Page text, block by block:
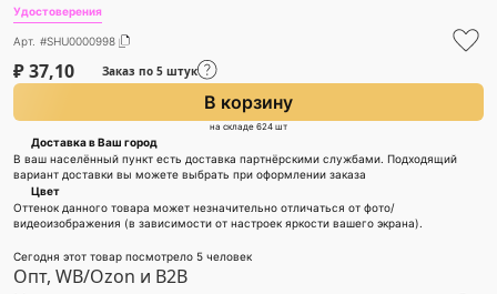
Удостоверения
Арт. #SHU0000998
₽37,10 Заказ по 5 штук
В корзину
на складе 624 шт
Доставка в Ваш город
В ваш населённый пункт есть доставка партнёрскими службами. Подходящий
вариант доставки вы можете выбрать при оформлении заказа
Цвет
Оттенок данного товара может незначительно отличаться от фото/
видеоизображения (в зависимости от настроек яркости вашего экрана).
Сегодня этот товар посмотрело 5 человек
Опт, WB/Ozon и B2B